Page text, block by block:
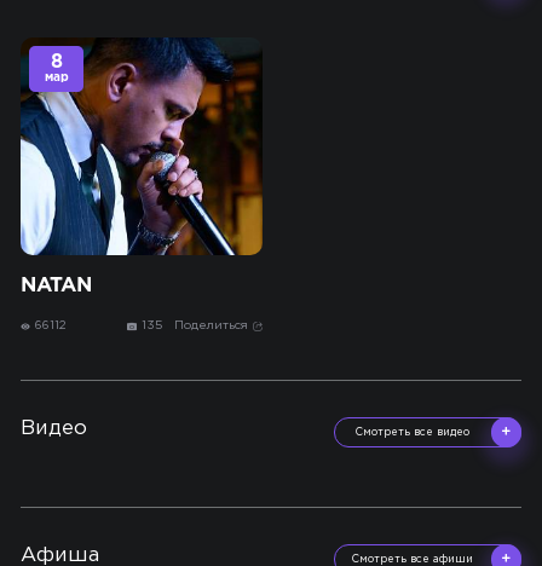
8
мар
NATAN
66112 135 Поделиться
Видео Смотреть все видео
Афиша Смотреть все афиши